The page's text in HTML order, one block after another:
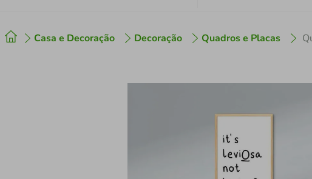
Casa e Decoração Decoração Quadros e Placas
º cafeteira